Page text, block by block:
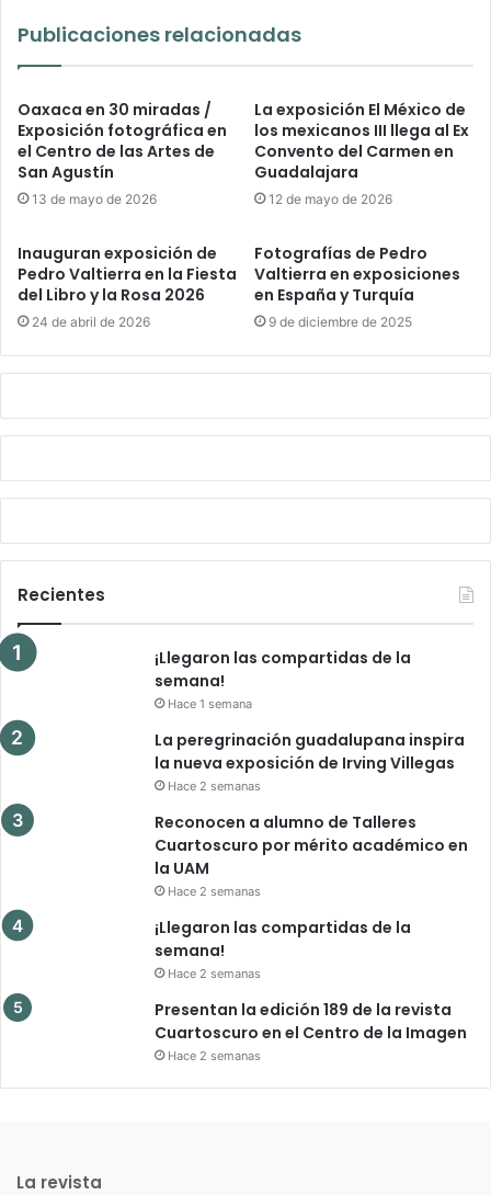
Publicaciones relacionadas
Oaxaca en 30 miradas /
Exposición fotográfica en
el Centro de las Artes de
San Agustín
13 de mayo de 2026
La exposición El México de
los mexicanos III llega al Ex
Convento del Carmen en
Guadalajara
12 de mayo de 2026
Inauguran exposición de
Pedro Valtierra en la Fiesta
del Libro y la Rosa 2026
24 de abril de 2026
Fotografías de Pedro
Valtierra en exposiciones
en España y Turquía
9 de diciembre de 2025
Recientes
¡Llegaron las compartidas de la
semana!
Hace 1 semana
La peregrinación guadalupana inspira
la nueva exposición de Irving Villegas
Hace 2 semanas
Reconocen a alumno de Talleres
Cuartoscuro por mérito académico en
la UAM
Hace 2 semanas
¡Llegaron las compartidas de la
semana!
Hace 2 semanas
Presentan la edición 189 de la revista
Cuartoscuro en el Centro de la Imagen
Hace 2 semanas
La revista